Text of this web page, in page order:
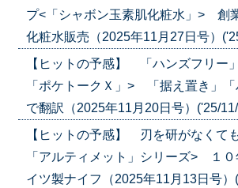
プ<「シャボン玉素肌化粧水」> 創
化粧水販売（2025年11月27日号）
【ヒットの予感】 「ハンズフリー
「ポケトークＸ」> 「据え置き」「
で翻訳（2025年11月20日号）('25/
【ヒットの予感】 刃を研がなくて
「アルティメット」シリーズ> １０
イツ製ナイフ（2025年11月13日号）